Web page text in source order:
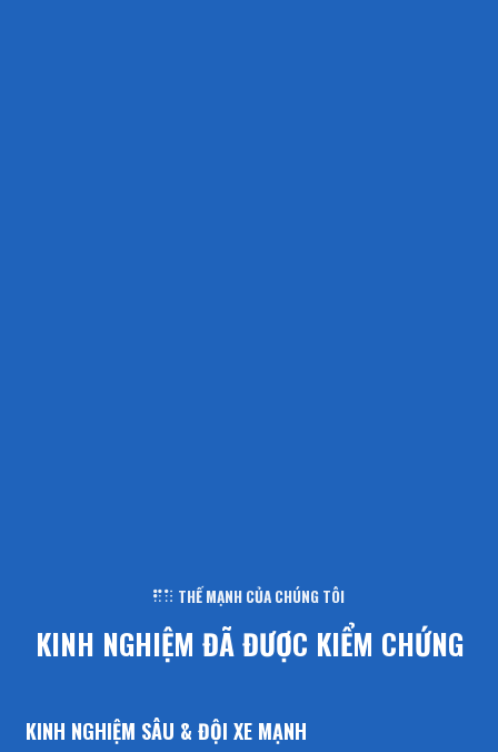
THẾ MẠNH CỦA CHÚNG TÔI
KINH NGHIỆM ĐÃ ĐƯỢC KIỂM CHỨNG
KINH NGHIỆM SÂU & ĐỘI XE MẠNH